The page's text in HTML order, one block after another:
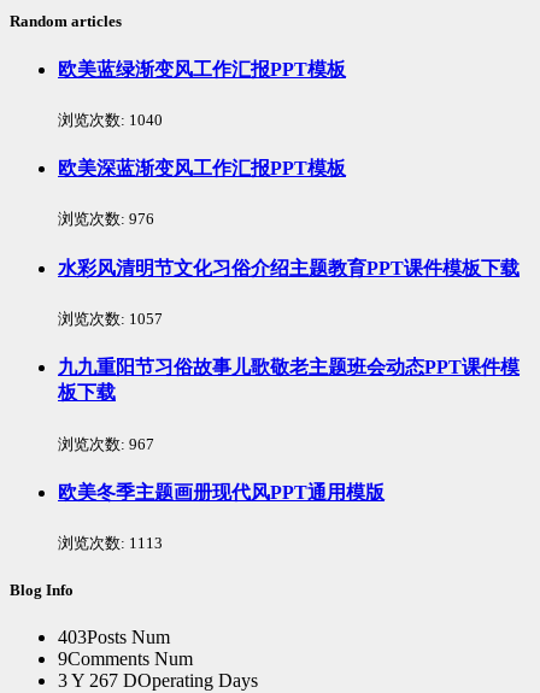
Random articles
欧美蓝绿渐变风工作汇报PPT模板
浏览次数: 1040
欧美深蓝渐变风工作汇报PPT模板
浏览次数: 976
水彩风清明节文化习俗介绍主题教育PPT课件模板下载
浏览次数: 1057
九九重阳节习俗故事儿歌敬老主题班会动态PPT课件模
板下载
浏览次数: 967
欧美冬季主题画册现代风PPT通用模版
浏览次数: 1113
Blog Info
403Posts Num
9Comments Num
3 Y 267 DOperating Days